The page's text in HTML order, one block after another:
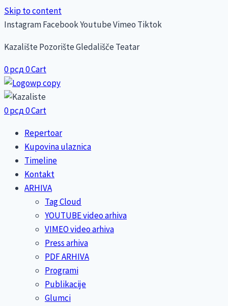
Skip to content
InstagramFacebookYoutubeVimeo Tiktok
Kazalište Pozorište Gledališče Teatar
0рсд0Cart
0рсд0Cart
Repertoar
Kupovina ulaznica
Timeline
Kontakt
ARHIVA
Tag Cloud
YOUTUBE video arhiva
VIMEO video arhiva
Press arhiva
PDF ARHIVA
Programi
Publikacije
Glumci